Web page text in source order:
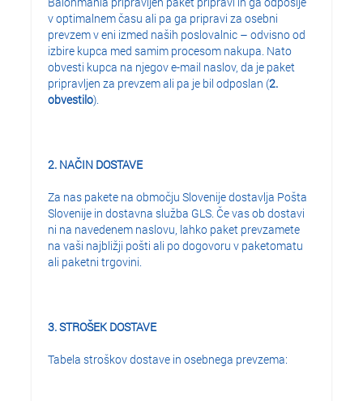
v optimalnem času ali pa ga pripravi za osebni
prevzem v eni izmed naših poslovalnic – odvisno od
izbire kupca med samim procesom nakupa. Nato
obvesti kupca na njegov e-mail naslov, da je paket
pripravljen za prevzem ali pa je bil odposlan (2.
obvestilo).
2. NAČIN DOSTAVE
Za nas pakete na območju Slovenije dostavlja Pošta
Slovenije in dostavna služba GLS. Če vas ob dostavi
ni na navedenem naslovu, lahko paket prevzamete
na vaši najbližji pošti ali po dogovoru v paketomatu
ali paketni trgovini.
3. STROŠEK DOSTAVE
Tabela stroškov dostave in osebnega prevzema: